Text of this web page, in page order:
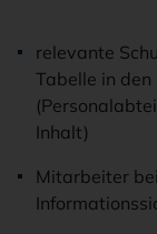
relevante
Tabelle in
Inhalt)
Mitarbeiter